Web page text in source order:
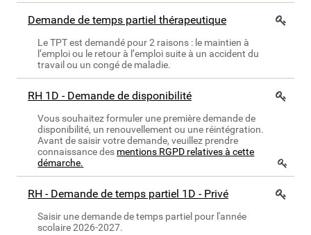
Demande de temps partiel thérapeutique
Le TPT est demandé pour 2 raisons : le maintien à
l’emploi ou le retour à l’emploi suite à un accident du
travail ou un congé de maladie.
RH 1D - Demande de disponibilité
Vous souhaitez formuler une première demande de
disponibilité, un renouvellement ou une réintégration.
Avant de saisir votre demande, veuillez prendre
connaissance des mentions RGPD relatives à cette
démarche.
RH - Demande de temps partiel 1D - Privé
Saisir une demande de temps partiel pour l'année
scolaire 2026-2027.